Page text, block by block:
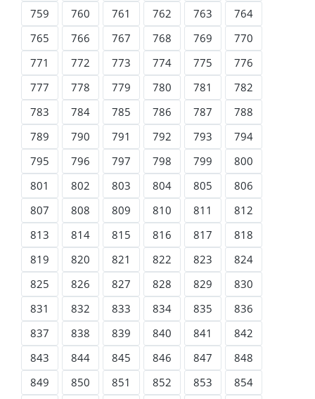
759
760 761 762 763
764
765
766 767 768 769
770
771
772 773 774 775
776
777
778 779 780 781
782
783
784 785 786 787
788
789
790 791 792 793
794
795
796 797 798 799
800
801
802 803 804 805
806
807
808 809 810 811
812
813
814 815 816 817
818
819
820 821 822 823
824
825
826 827 828 829
830
831
832 833 834 835
836
837
838 839 840 841
842
843
844 845 846 847
848
849
850 851 852 853
854